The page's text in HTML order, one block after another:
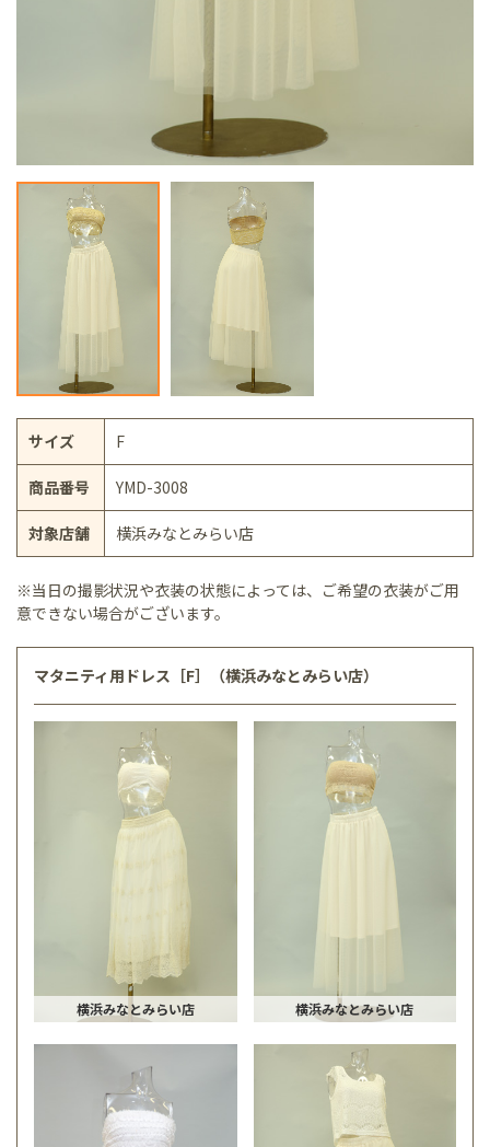
サイズ F
商品番号 YMD-3008
対象店舗 横浜みなとみらい店
※当日の撮影状況や衣装の状態によっては、ご希望の衣装がご用
意できない場合がございます。
マタニティ用ドレス［F］（横浜みなとみらい店）
横浜みなとみらい店 横浜みなとみらい店